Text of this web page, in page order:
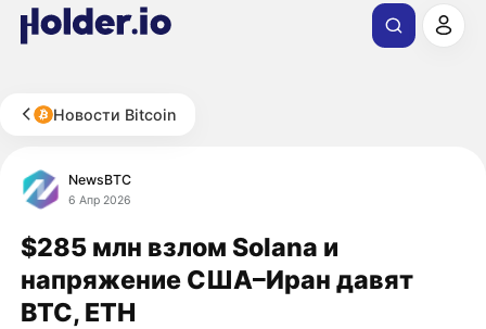
Новости Bitcoin
NewsBTC
6 Апр 2026
$285 млн взлом Solana и
напряжение США–Иран давят
BTC, ETH